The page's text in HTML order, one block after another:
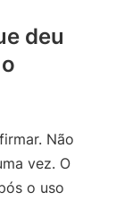
deu
Não
vez. O
o uso